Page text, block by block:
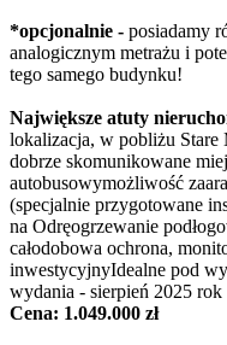
*opcjonalnie - posiadamy
analogicznym metrażu i
tego samego budynku!
Największe atuty
lokalizacja, w pobliżu
dobrze skomunikowane
autobusowymożliwość
(specjalnie przygotowane
na Odręogrzewanie
całodobowa ochrona,
inwestycyjnyIdealne pod
wydania - sierpień 2025 rok
Cena: 1.049.000 zł